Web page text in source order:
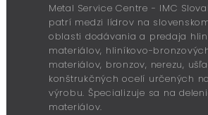
Metal Service Centre - IMC
patrí medzi lídrov na
oblasti dodávania a predaja
materiálov, hliníkovo-
materiálov, bronzov, nerezu,
konštrukčných ocelí určených
výrobu. Špecializuje sa na
materiálov.